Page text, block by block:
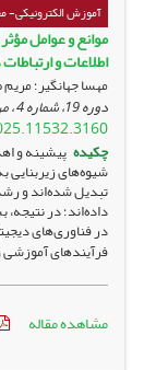
آموزش الکترونیکی-
موانع و عوامل
اطلاعات و
مهسا جهانگیر؛
دوره 19، شماره 4 ، مهر 1404، ، صفحه
چکیده پیشینه و
شیوه‌های زیربنایی
تبدیل شده‌اند و
داده‌اند؛ در
در فناوری‌های
فرآیندهای آموزشی
مشاهده مقاله